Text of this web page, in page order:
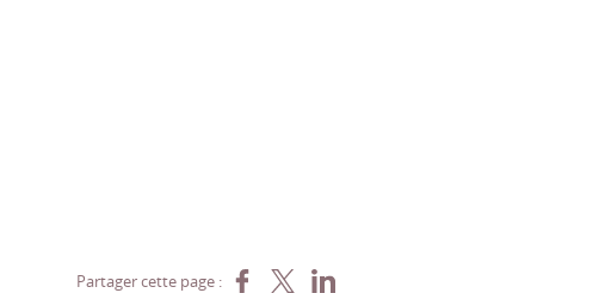
Partager cette page : Partager sur Facebook
Partager sur XPartager sur LinkedIn